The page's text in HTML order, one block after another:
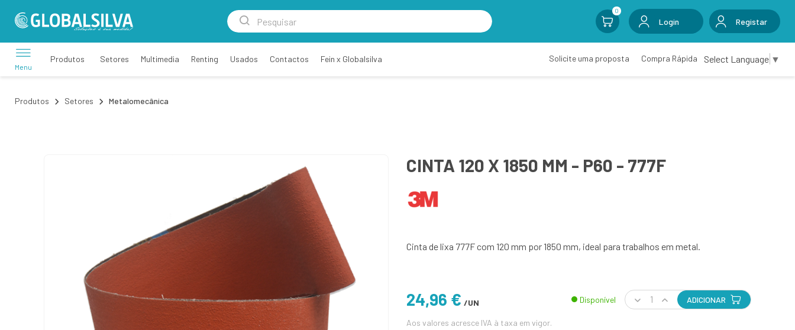
0
Login Registar
Menu
Produtos Setores Multimedia Renting Usados Contactos Fein x Globalsilva Solicite uma proposta Compra Rápida Select Language ▼
Produtos Setores Metalomecânica
CINTA 120 X 1850 MM - P60 - 777F
Cinta de lixa 777F com 120 mm por 1850 mm, ideal para trabalhos em metal.
24,96 € /UN Disponível ADICIONAR
Aos valores acresce IVA à taxa em vigor.